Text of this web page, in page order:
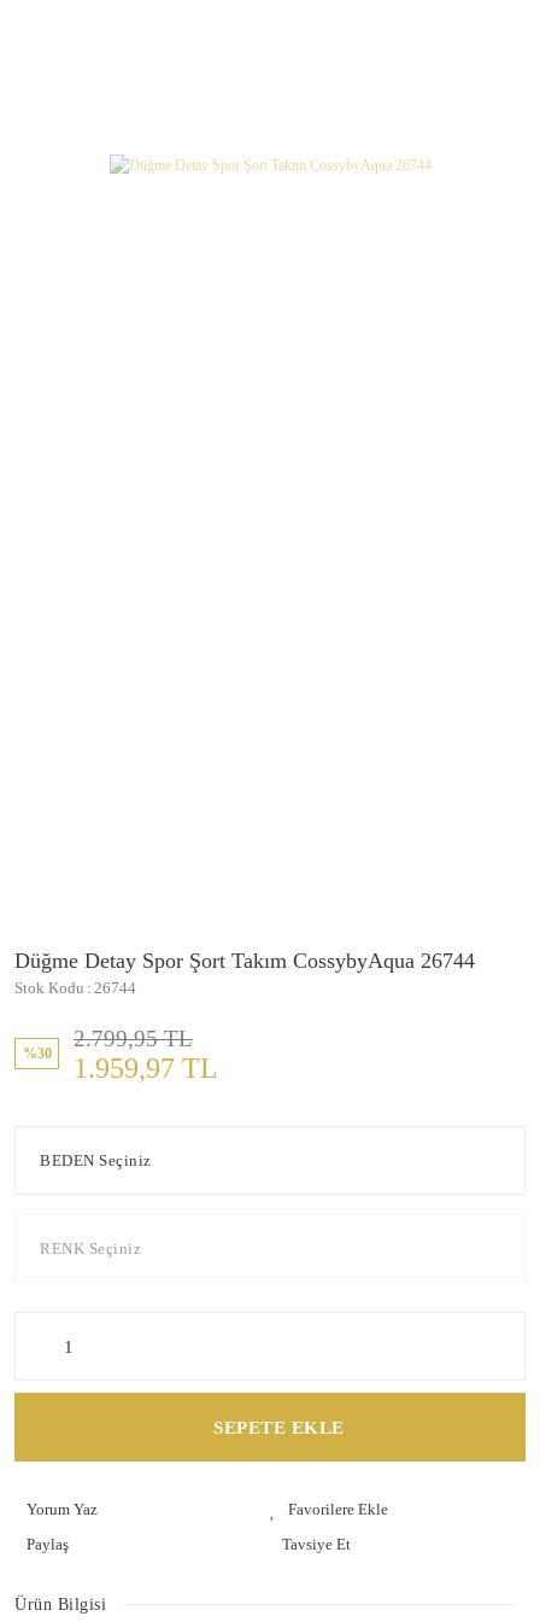
Düğme Detay Spor Şort Takım CossybyAqua 26744
Stok Kodu 26744
%30
2.799,95 TL
1.959,97 TL
SEPETE EKLE
Yorum Yaz
Paylaş
Tavsiye Et
Ürün Bilgisi